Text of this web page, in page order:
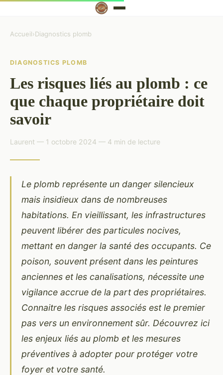
Accueil›Diagnostics plomb
DIAGNOSTICS PLOMB
Les risques liés au plomb : ce
que chaque propriétaire doit
savoir
Laurent — 1 octobre 2024 — 4 min de lecture
Le plomb représente un danger silencieux
mais insidieux dans de nombreuses
habitations. En vieillissant, les infrastructures
peuvent libérer des particules nocives,
mettant en danger la santé des occupants. Ce
poison, souvent présent dans les peintures
anciennes et les canalisations, nécessite une
vigilance accrue de la part des propriétaires.
Connaitre les risques associés est le premier
pas vers un environnement sûr. Découvrez ici
les enjeux liés au plomb et les mesures
préventives à adopter pour protéger votre
foyer et votre santé.